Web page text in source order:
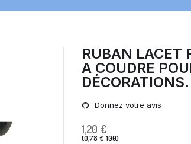
RUBAN LACET
A COUDRE
DÉCORATIONS.
Donnez votre avis
1,20 €
(0,78 € 100)